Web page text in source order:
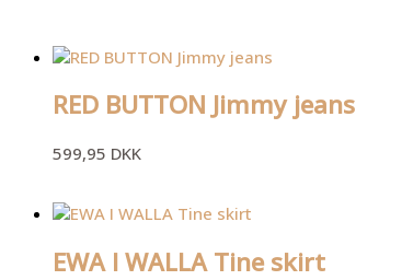
RED BUTTON Jimmy jeans
599,95 DKK
EWA I WALLA Tine skirt